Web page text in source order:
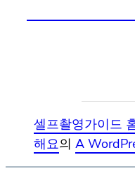
셀프촬영가이드
해요의 A